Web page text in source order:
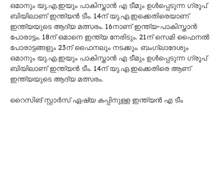
ഒമാനും യു.എ.ഇയും പാകിസ്താന്‍ എ ടീമും ഉള്‍പ്പെടുന്ന ഗ്രൂപ്
ബിയിലാണ് ഇന്ത്യൻ ടീം. 14ന് യു.എ.ഇക്കെതിരെയാണ്
ഇന്ത്യയുടെ ആദ്യ മത്സരം. 16നാണ് ഇന്ത്യ-പാകിസ്താന്‍
പോരാട്ടം. 18ന് ഒമാനെ ഇന്ത്യ നേരിടും. 21ന് സെമി ഫൈനല്‍
പോരാട്ടങ്ങളും 23ന് ഫൈനലും നടക്കും. ബംഗ്ലാദേശും
ഒമാനും യു.എ.ഇയും പാകിസ്താന്‍ എ ടീമും ഉള്‍പ്പെടുന്ന ഗ്രൂപ്
ബിയിലാണ് ഇന്ത്യൻ ടീം. 14ന് യു.എ.ഇക്കെതിരെ ആണ്
ഇന്ത്യയുടെ ആദ്യ മത്സരം.
റൈസിങ് സ്റ്റാർസ് ഏഷ്യ കപ്പിനുള്ള ഇന്ത്യൻ എ ടീം